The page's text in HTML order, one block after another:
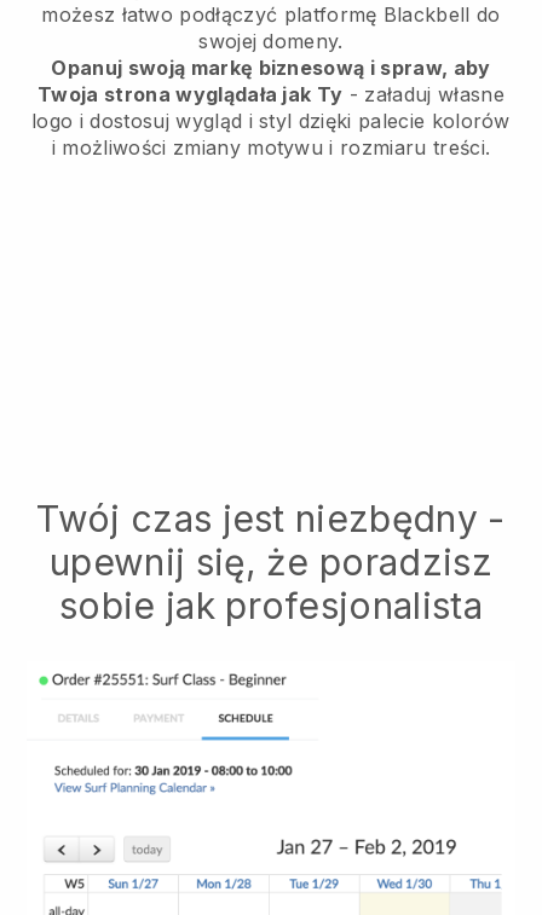
możesz łatwo podłączyć platformę Blackbell do
swojej domeny.
Opanuj swoją markę biznesową i spraw, aby
Twoja strona wyglądała jak Ty - załaduj własne
logo i dostosuj wygląd i styl dzięki palecie kolorów
i możliwości zmiany motywu i rozmiaru treści.
Twój czas jest niezbędny -
upewnij się, że poradzisz
sobie jak profesjonalista